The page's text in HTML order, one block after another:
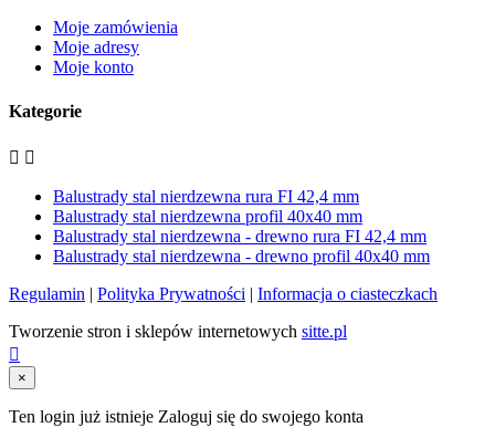
Moje zamówienia
Moje adresy
Moje konto
Kategorie
 
Balustrady stal nierdzewna rura FI 42,4 mm
Balustrady stal nierdzewna profil 40x40 mm
Balustrady stal nierdzewna - drewno rura FI 42,4 mm
Balustrady stal nierdzewna - drewno profil 40x40 mm
Regulamin | Polityka Prywatności | Informacja o ciasteczkach
Tworzenie stron i sklepów internetowych sitte.pl

×
Ten login już istnieje Zaloguj się do swojego konta